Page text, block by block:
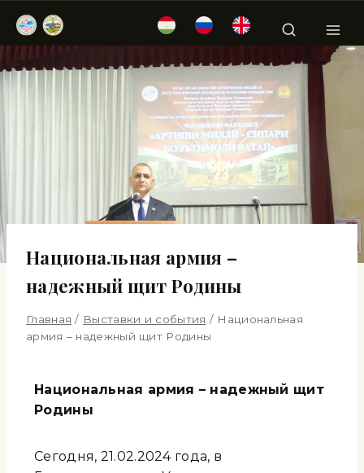
Национальная армия –
надежный щит Родины
Главная / Выставки и события / Национальная
армия – надежный щит Родины
Национальная армия – надежный щит
Родины
Сегодня, 21.02.2024 года, в